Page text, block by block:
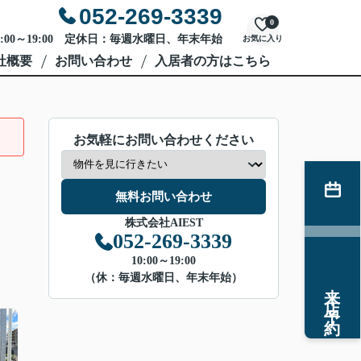
052-269-3339
～19:00 定休日：毎週水曜日、年末年始 お気に入り
0
概要 お問い合わせ 入居者の方はこちら
お気軽にお問い合わせください
無料お問い合わせ
株式会社AIEST
052-269-3339
10:00～19:00
（休：毎週水曜日、年末年始）
来店予約